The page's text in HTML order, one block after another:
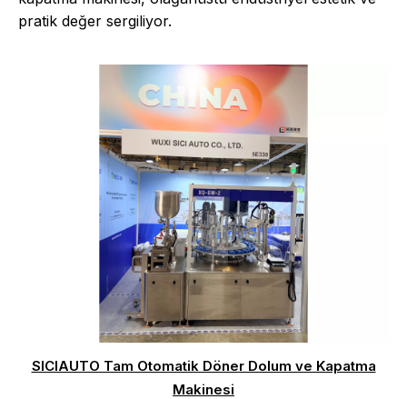
pratik değer sergiliyor.
SICIAUTO Tam Otomatik Döner Dolum ve Kapatma
Makinesi